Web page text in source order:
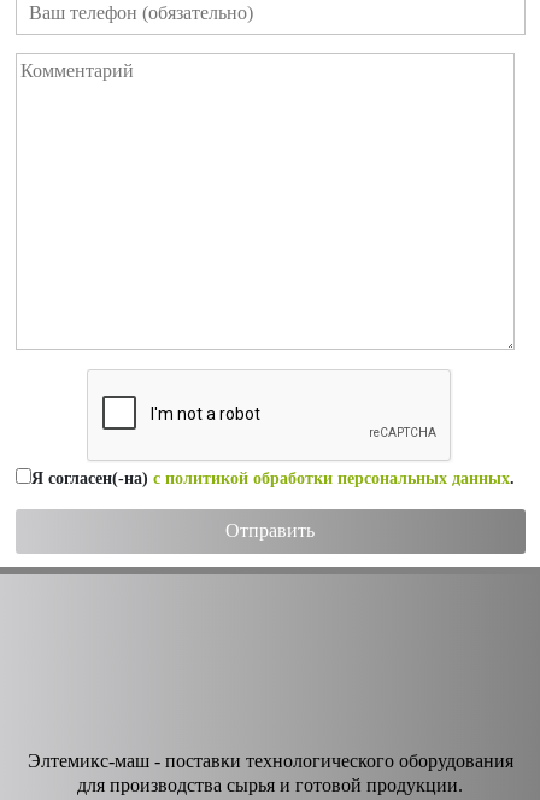
Я согласен(-на) с политикой обработки персональных данных.
Элтемикс-маш - поставки технологического оборудования
для производства сырья и готовой продукции.